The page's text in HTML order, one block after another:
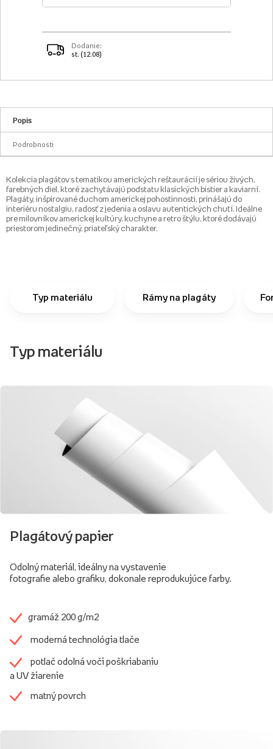
Dodanie:
st. (12.08)
Popis
Podrobnosti
Kolekcia plagátov s tematikou amerických reštaurácií je sériou živých,
farebných diel, ktoré zachytávajú podstatu klasických bistier a kaviarní.
Plagáty, inšpirované duchom americkej pohostinnosti, prinášajú do
interiéru nostalgiu, radosť z jedenia a oslavu autentických chutí. Ideálne
pre milovníkov americkej kultúry, kuchyne a retro štýlu, ktoré dodávajú
priestorom jedinečný, priateľský charakter.
Typ materiálu Rámy na plagáty
Typ materiálu
Plagátový papier
Odolný materiál, ideálny na vystavenie
fotografie alebo grafiku, dokonale reprodukujúce farby.
gramáž 200 g/m2
moderná technológia tlače
potlač odolná voči poškriabaniu
a UV žiarenie
matný povrch